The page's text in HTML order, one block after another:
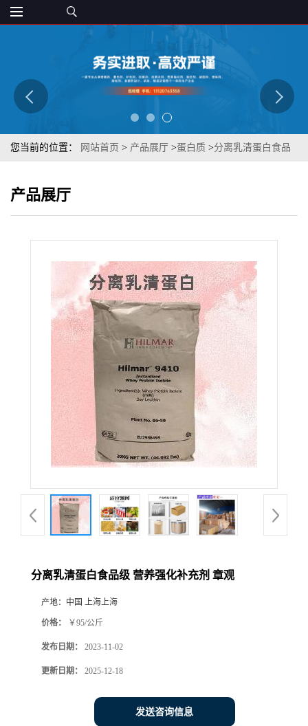
您当前的位置： 网站首页 > 产品展厅 >蛋白质 >分离乳清蛋白食品
产品展厅
分离乳清蛋白食品级 营养强化补充剂 章观
产地： 中国 上海上海
价格： ￥95/公斤
发布日期： 2023-11-02
更新日期： 2025-12-18
发送咨询信息